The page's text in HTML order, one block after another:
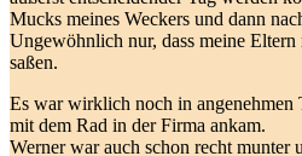
Mucks meines Weckers und dann
Ungewöhnlich nur, dass meine
saßen.
Es war wirklich noch in angenehmen
mit dem Rad in der Firma ankam.
Werner war auch schon recht munter